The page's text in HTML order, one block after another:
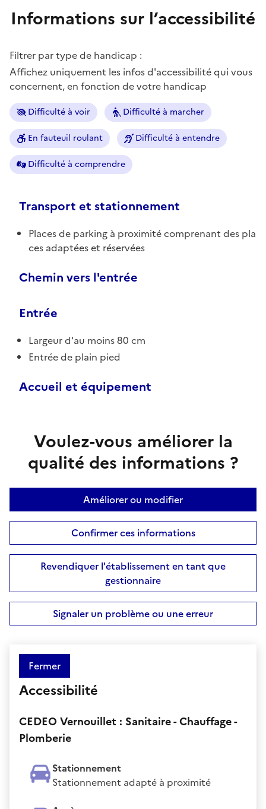
Informations sur l’accessibilité
Filtrer par type de handicap :
Affichez uniquement les infos d'accessibilité qui vous
concernent, en fonction de votre handicap
Difficulté à voir Difficulté à marcher
En fauteuil roulant Difficulté à entendre
Difficulté à comprendre
Transport et stationnement
Places de parking à proximité comprenant des pla
ces adaptées et réservées
Chemin vers l'entrée
Entrée
Largeur d'au moins 80 cm
Entrée de plain pied
Accueil et équipement
Voulez-vous améliorer la
qualité des informations ?
Améliorer ou modifier
Confirmer ces informations
Revendiquer l'établissement en tant que
gestionnaire
Signaler un problème ou une erreur
Fermer
Accessibilité
CEDEO Vernouillet : Sanitaire - Chauffage -
Plomberie
Stationnement
Stationnement adapté à proximité